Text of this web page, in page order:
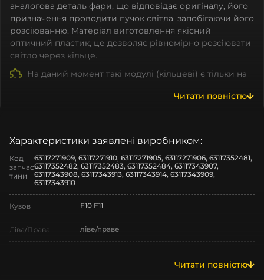
аналогова деталь фари, що відповідає оригіналу, його
призначення проводити пучок світла, запобігаючи його
розсіюванню. Матеріал виготовлення якісний
оптичний пластик, це дозволяє рівномірно розсіювати
світло через кільце.
На даний момент такі модулі (кільцеві) є тільки на
ангельських очей режим денних ходових вогнів,
роблячи його більш помітним на дорозі для інших
водіїв.
Персоналізація:
опцію, яка найкраще відповідає вашому смаку та
Довговічність:Багато ангельських очей
освітлення протягом тривалого періоду
Читати повністю
Характеристики заявлені виробником:
Код
запчас
тини
63117271909, 63117271910, 63117271905, 63117271906, 63117352481,
63117352482, 63117352483, 63117352484, 63117343907,
63117343908, 63117343913, 63117343914, 63117343909,
63117343910
Кузов F10 F11
Ліва/Права ліве/праве
Читати повністю